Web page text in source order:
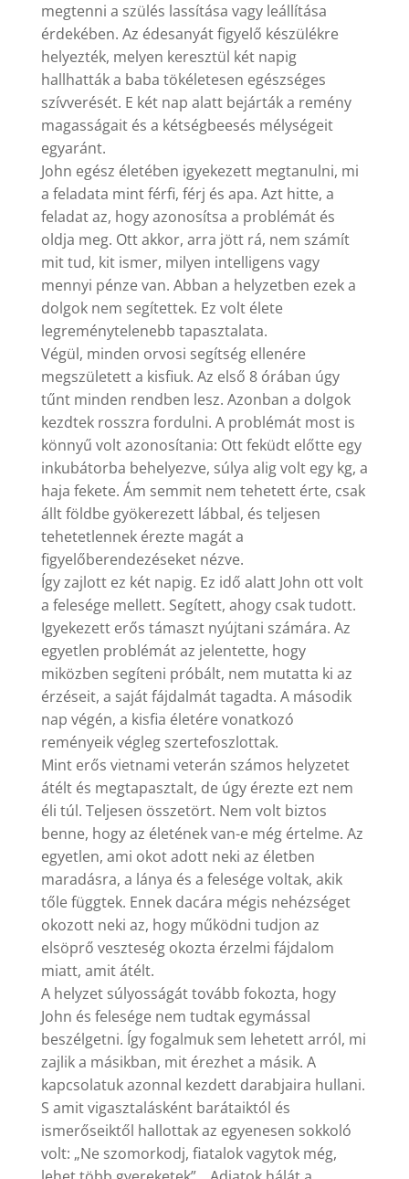
megtenni a szülés lassítása vagy leállítása
érdekében. Az édesanyát figyelő készülékre
helyezték, melyen keresztül két napig
hallhatták a baba tökéletesen egészséges
szívverését. E két nap alatt bejárták a remény
magasságait és a kétségbeesés mélységeit
egyaránt.
John egész életében igyekezett megtanulni, mi
a feladata mint férfi, férj és apa. Azt hitte, a
feladat az, hogy azonosítsa a problémát és
oldja meg. Ott akkor, arra jött rá, nem számít
mit tud, kit ismer, milyen intelligens vagy
mennyi pénze van. Abban a helyzetben ezek a
dolgok nem segítettek. Ez volt élete
legreménytelenebb tapasztalata.
Végül, minden orvosi segítség ellenére
megszületett a kisfiuk. Az első 8 órában úgy
tűnt minden rendben lesz. Azonban a dolgok
kezdtek rosszra fordulni. A problémát most is
könnyű volt azonosítania: Ott feküdt előtte egy
inkubátorba behelyezve, súlya alig volt egy kg, a
haja fekete. Ám semmit nem tehetett érte, csak
állt földbe gyökerezett lábbal, és teljesen
tehetetlennek érezte magát a
figyelőberendezéseket nézve.
Így zajlott ez két napig. Ez idő alatt John ott volt
a felesége mellett. Segített, ahogy csak tudott.
Igyekezett erős támaszt nyújtani számára. Az
egyetlen problémát az jelentette, hogy
miközben segíteni próbált, nem mutatta ki az
érzéseit, a saját fájdalmát tagadta. A második
nap végén, a kisfia életére vonatkozó
reményeik végleg szertefoszlottak.
Mint erős vietnami veterán számos helyzetet
átélt és megtapasztalt, de úgy érezte ezt nem
éli túl. Teljesen összetört. Nem volt biztos
benne, hogy az életének van-e még értelme. Az
egyetlen, ami okot adott neki az életben
maradásra, a lánya és a felesége voltak, akik
tőle függtek. Ennek dacára mégis nehézséget
okozott neki az, hogy működni tudjon az
elsöprő veszteség okozta érzelmi fájdalom
miatt, amit átélt.
A helyzet súlyosságát tovább fokozta, hogy
John és felesége nem tudtak egymással
beszélgetni. Így fogalmuk sem lehetett arról, mi
zajlik a másikban, mit érezhet a másik. A
kapcsolatuk azonnal kezdett darabjaira hullani.
S amit vigasztalásként barátaiktól és
ismerőseiktől hallottak az egyenesen sokkoló
volt: „Ne szomorkodj, fiatalok vagytok még,